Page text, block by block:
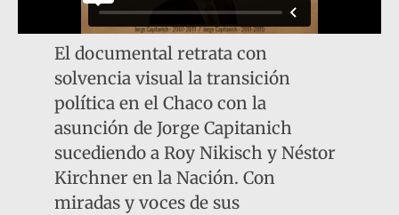
El documental retrata con
solvencia visual la transición
política en el Chaco con la
asunción de Jorge Capitanich
sucediendo a Roy Nikisch y Néstor
Kirchner en la Nación. Con
miradas y voces de sus